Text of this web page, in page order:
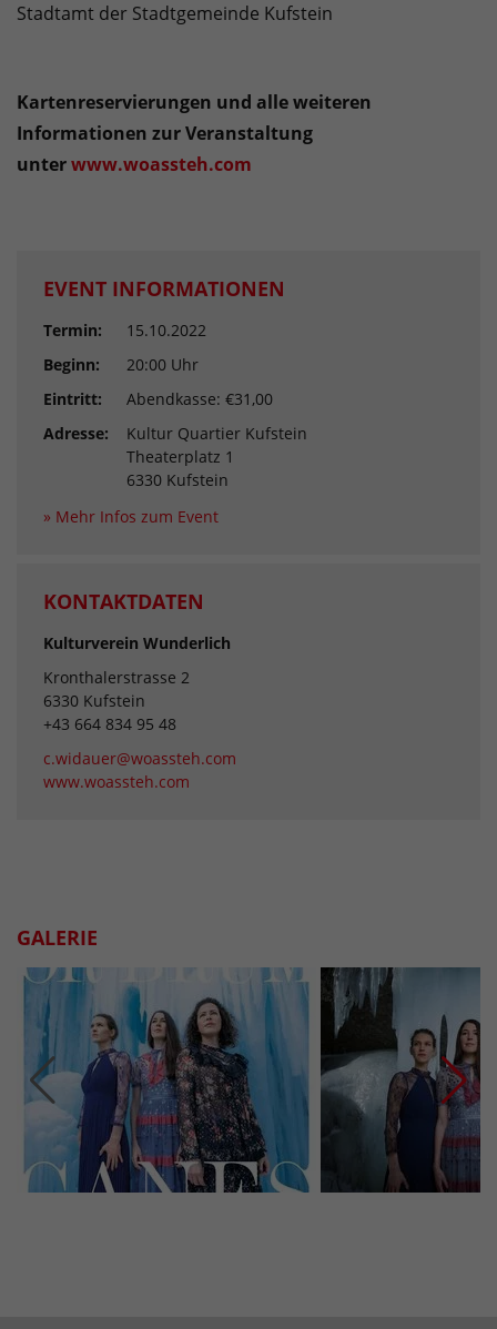
Stadtamt der Stadtgemeinde Kufstein
Kartenreservierungen und alle weiteren
Informationen zur Veranstaltung
unterwww.woassteh.com
EVENT INFORMATIONEN
Termin:
15.10.2022
Beginn:
20:00 Uhr
Eintritt:
Abendkasse: €31,00
Adresse:
Kultur Quartier Kufstein
Theaterplatz 1
6330 Kufstein
» Mehr Infos zum Event
KONTAKTDATEN
Kulturverein Wunderlich
Kronthalerstrasse 2
6330 Kufstein
+43 664 834 95 48
c.widauer@woassteh.com
www.woassteh.com
GALERIE